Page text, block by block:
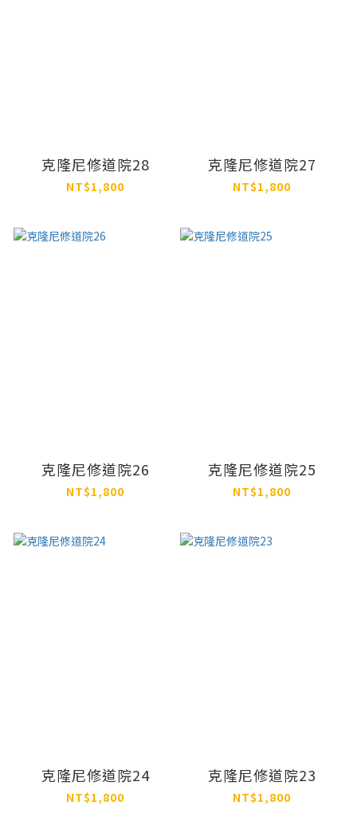
克隆尼修道院28
NT$1,800
克隆尼修道院27
NT$1,800
克隆尼修道院26
NT$1,800
克隆尼修道院25
NT$1,800
克隆尼修道院24
NT$1,800
克隆尼修道院23
NT$1,800